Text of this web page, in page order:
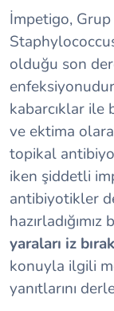
İmpetigo,
olduğu son
kabarcıklar
ve ektima
topikal
iken şiddetli
antibiyotikler
yaraları iz
konuyla ilgili
yanıtlarını